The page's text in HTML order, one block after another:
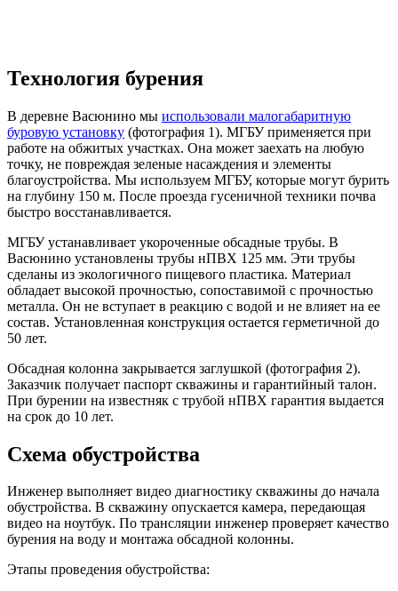
Технология бурения
В деревне Васюнино мы использовали малогабаритную
буровую установку (фотография 1). МГБУ применяется при
работе на обжитых участках. Она может заехать на любую
точку, не повреждая зеленые насаждения и элементы
благоустройства. Мы используем МГБУ, которые могут бурить
на глубину 150 м. После проезда гусеничной техники почва
быстро восстанавливается.
МГБУ устанавливает укороченные обсадные трубы. В
Васюнино установлены трубы нПВХ 125 мм. Эти трубы
сделаны из экологичного пищевого пластика. Материал
обладает высокой прочностью, сопоставимой с прочностью
металла. Он не вступает в реакцию с водой и не влияет на ее
состав. Установленная конструкция остается герметичной до
50 лет.
Обсадная колонна закрывается заглушкой (фотография 2).
Заказчик получает паспорт скважины и гарантийный талон.
При бурении на известняк с трубой нПВХ гарантия выдается
на срок до 10 лет.
Схема обустройства
Инженер выполняет видео диагностику скважины до начала
обустройства. В скважину опускается камера, передающая
видео на ноутбук. По трансляции инженер проверяет качество
бурения на воду и монтажа обсадной колонны.
Этапы проведения обустройства: